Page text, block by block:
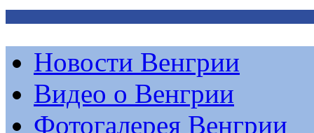
Новости Венгрии
Видео о Венгрии
Фотогалерея Венгрии